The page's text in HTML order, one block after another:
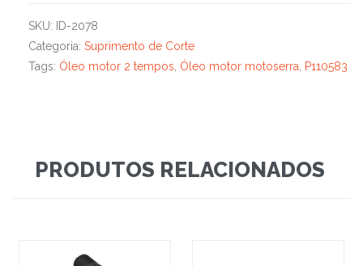
SKU:
ID-2078
Categoria: Suprimento de Corte
Tags: Óleo motor 2 tempos, Óleo motor motoserra, P110583
PRODUTOS RELACIONADOS